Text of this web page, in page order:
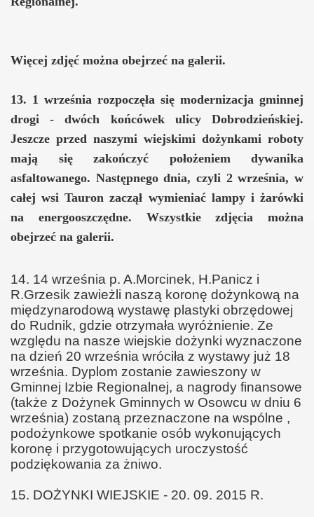
Więcej zdjęć można obejrzeć na galerii.
13. 1 września rozpoczęła się modernizacja gminnej
drogi - dwóch końcówek ulicy Dobrodzieńskiej.
Jeszcze przed naszymi wiejskimi dożynkami roboty
mają się zakończyć położeniem dywanika
asfaltowanego. Następnego dnia, czyli 2 września, w
całej wsi Tauron zaczął wymieniać lampy i żarówki
na energooszczędne. Wszystkie zdjęcia można
obejrzeć na galerii.
14. 14 września p. A.Morcinek, H.Panicz i
R.Grzesik zawieżli naszą koronę dożynkową na
międzynarodową wystawę plastyki obrzędowej
do Rudnik, gdzie otrzymała wyróżnienie. Ze
względu na nasze wiejskie dożynki wyznaczone
na dzień 20 września wróciła z wystawy już 18
września. Dyplom zostanie zawieszony w
Gminnej Izbie Regionalnej, a nagrody finansowe
(także z Dożynek Gminnych w Osowcu w dniu 6
września) zostaną przeznaczone na wspólne ,
podożynkowe spotkanie osób wykonujących
koronę i przygotowujących uroczystość
podziękowania za żniwo.
15. DOŻYNKI WIEJSKIE - 20. 09. 2015 R.